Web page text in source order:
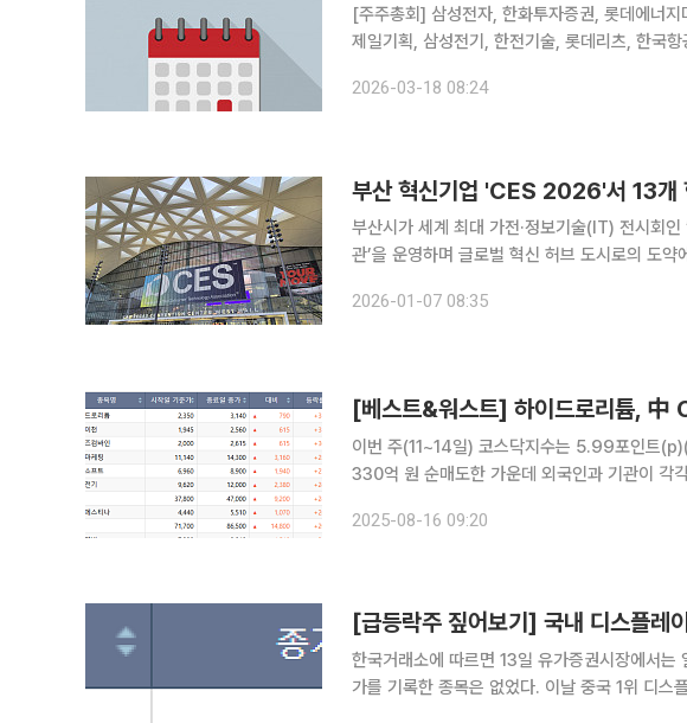
[주주총회] 삼성전자, 한화투자증권, 롯데에너
제일기획, 삼성전기, 한전기술, 롯데리츠, 한국
2026-03-18 08:24
부산 혁신기업 'CES 2026'서 13개
부산시가 세계 최대 가전·정보기술(IT) 전시회
관’을 운영하며 글로벌 혁신 허브 도시로의 도약에 속도를 낸다. 부산시는
지역 혁신기업의 글로벌 진출을 전방위로 지원한
2026-01-07 08:35
이번 주(11~14일) 코스닥지수는 5.99포인트
330억 원 순매도한 가운데 외국인과 기관이 각각 415억
3140원을 기록했다. 리튬값이 급등해 실적
2025-08-16 09:20
한국거래소에 따르면 13일 유가증권시장에서
가를 기록한 종목은 없었다. 이날 중국 1위 디스플레이 업체 BOE가 삼성디스플레이의 유기발광다